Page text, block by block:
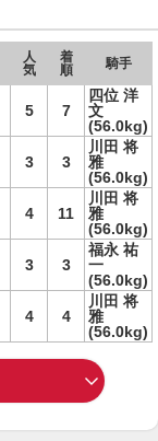
人
気
着
順
騎手
5 7
四位 洋
文
(56.0kg)
3 3
川田 将
雅
(56.0kg)
4 11
川田 将
雅
(56.0kg)
3 3
福永 祐
一
(56.0kg)
4 4
川田 将
雅
(56.0kg)